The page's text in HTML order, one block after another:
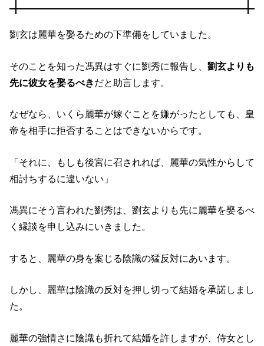
劉玄は麗華を娶るための下準備をしていました。
そのことを知った馮異はすぐに劉秀に報告し、 劉玄よりも
先に彼女を娶るべきだと助言します。
なぜなら、いくら麗華が嫁ぐことを嫌がったとしても、皇
帝を相手に拒否することはできないからです。
「それに、もしも後宮に召されれば、麗華の気性からして
相討ちするに違いない」
馮異にそう言われた劉秀は、劉玄よりも先に麗華を娶るべ
く縁談を申し込みにいきました。
すると、麗華の身を案じる陰識の猛反対にあいます。
しかし、麗華は陰識の反対を押し切って結婚を承諾しまし
た。
麗華の強情さに陰識も折れて結婚を許しますが、侍女とし